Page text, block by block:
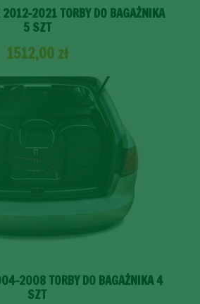
2012-2021 TORBY DO BAGAŻNIKA
5 SZT
1512,00 zł
2008 TORBY DO BAGAŻNIKA 4
SZT